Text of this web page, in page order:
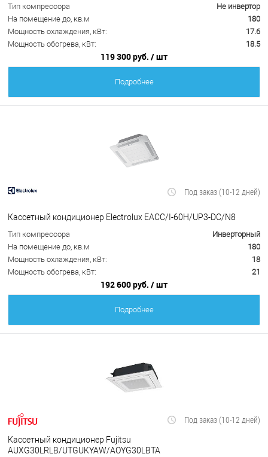
Тип компрессора
Не инвертор
На помещение до, кв.м
180
Мощность охлаждения, кВт:
17.6
Мощность обогрева, кВт:
18.5
119 300 руб. / шт
Подробнее
Под заказ (10-12 дней)
Кассетный кондиционер Electrolux EACС/I-60H/UP3-DC/N8
Тип компрессора
Инверторный
На помещение до, кв.м
180
Мощность охлаждения, кВт:
18
Мощность обогрева, кВт:
21
192 600 руб. / шт
Подробнее
Под заказ (10-12 дней)
Кассетный кондиционер Fujitsu
AUXG30LRLB/UTGUKYAW/AOYG30LВТА